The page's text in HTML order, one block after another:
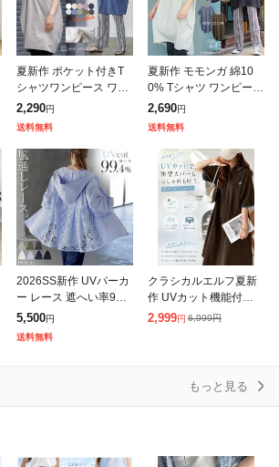
夏新作 ポケット付きT
シャツワンピース ワン
ピース レディース カッ
トソー 半袖 無地 クル
ー ロング丈 レディース
春夏ミリア
2,290円
送料無料
夏新作 モモンガ 綿10
0% Tシャツ ワンピース
半袖 クルーネック チュ
ニック カットソー M L
レディース 春 ミリアン
2,690円
送料無料
2026SS新作 UVパーカ
ー レース 遮へい率99.
4% レディース 接触冷
感 一部8月下旬入荷 ア
ウター 涼しい UVカッ
5,500円
送料無料
クラシカルエルフ夏新
作 UVカット機能付き
ワンピース 半袖 レディ
2,999円 6,999円
もっと見る